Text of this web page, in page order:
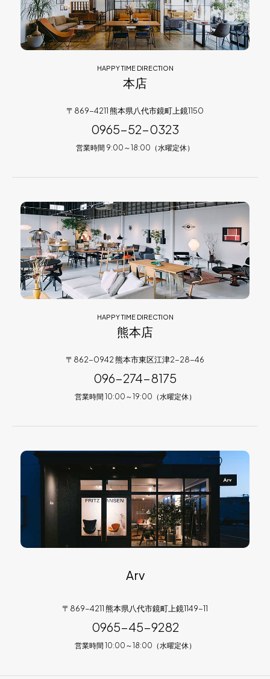
HAPPY TIME DIRECTION
本店
〒869-4211 熊本県八代市鏡町上鏡1150
0965-52-0323
営業時間 9:00～18:00（水曜定休）
HAPPY TIME DIRECTION
熊本店
〒862-0942 熊本市東区江津2-28-46
096-274-8175
営業時間 10:00～19:00（水曜定休）
Arv
〒869-4211 熊本県八代市鏡町上鏡1149-11
0965-45-9282
営業時間 10:00～18:00（水曜定休）